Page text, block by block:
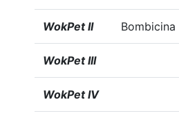
WokPet II Bombicina
WokPet III
WokPet IV